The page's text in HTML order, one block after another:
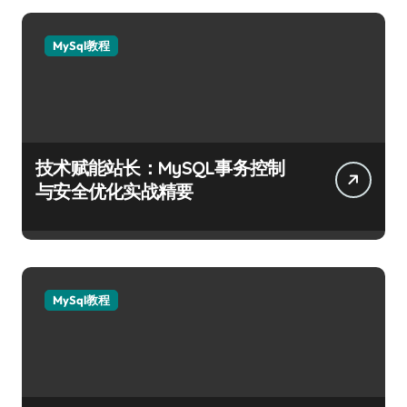
MySql教程
技术赋能站长：MySQL事务控制
与安全优化实战精要
MySql教程